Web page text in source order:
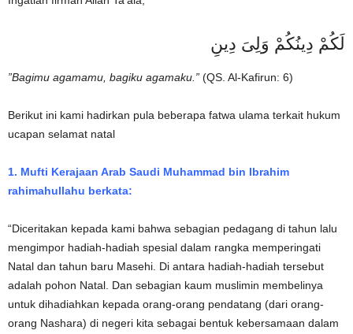
لَكُمْ دِينُكُمْ وَلِىَ دِينِ
”Bagimu agamamu, bagiku agamaku.” (QS. Al-Kafirun: 6)
Berikut ini kami hadirkan pula beberapa fatwa ulama terkait hukum
ucapan selamat natal
1. Mufti Kerajaan Arab Saudi Muhammad bin Ibrahim
rahimahullahu berkata:
“Diceritakan kepada kami bahwa sebagian pedagang di tahun lalu
mengimpor hadiah-hadiah spesial dalam rangka memperingati
Natal dan tahun baru Masehi. Di antara hadiah-hadiah tersebut
adalah pohon Natal. Dan sebagian kaum muslimin membelinya
untuk dihadiahkan kepada orang-orang pendatang (dari orang-
orang Nashara) di negeri kita sebagai bentuk kebersamaan dalam